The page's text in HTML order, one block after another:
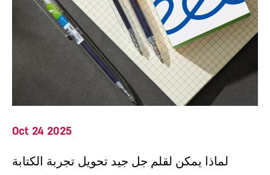
Oct 24 2025
لماذا يمكن لقلم جل جيد تحويل تجربة الكتابة